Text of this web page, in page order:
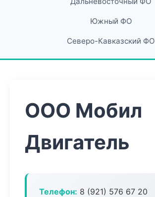
Южный ФО
Северо-Кавказский ФО
ООО Мобил
Двигатель
Телефон: 8 (921) 576 67 20